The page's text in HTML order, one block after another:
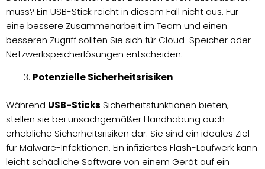
muss? Ein USB-Stick reicht in diesem Fall nicht aus. Für
eine bessere Zusammenarbeit im Team und einen
besseren Zugriff sollten Sie sich für Cloud-Speicher oder
Netzwerkspeicherlösungen entscheiden.
Potenzielle Sicherheitsrisiken
Während USB-Sticks Sicherheitsfunktionen bieten,
stellen sie bei unsachgemäßer Handhabung auch
erhebliche Sicherheitsrisiken dar. Sie sind ein ideales Ziel
für Malware-Infektionen. Ein infiziertes Flash-Laufwerk kann
leicht schädliche Software von einem Gerät auf ein